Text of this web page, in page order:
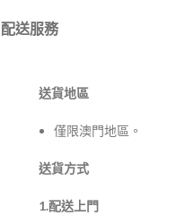
配送服務
送貨地區
僅限澳門地區。
送貨方式
1.配送上門